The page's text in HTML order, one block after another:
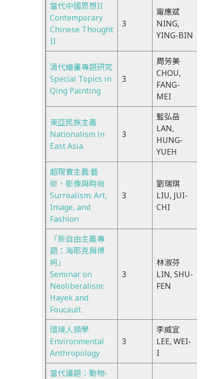
當代中國思想II
Contemporary
Chinese Thought
II
3
甯應斌
NING,
YING-BIN
清代繪畫專題研究
Special Topics in
Qing Painting
3
周芳美
CHOU,
FANG-
MEI
東亞民族主義
Nationalism in
East Asia
3
藍弘岳
LAN,
HUNG-
YUEH
超現實主義:藝
術、影像與時尚
Surrealism: Art,
Image, and
Fashion
3
劉瑞琪
LIU, JUI-
CHI
「新自由主義專
題：海耶克與傅
柯」
Seminar on
Neoliberalism:
Hayek and
Foucault
3
林淑芬
LIN, SHU-
FEN
環境人類學
Environmental
Anthropology
3
李威宜
LEE, WEI-
I
當代議題：動物-